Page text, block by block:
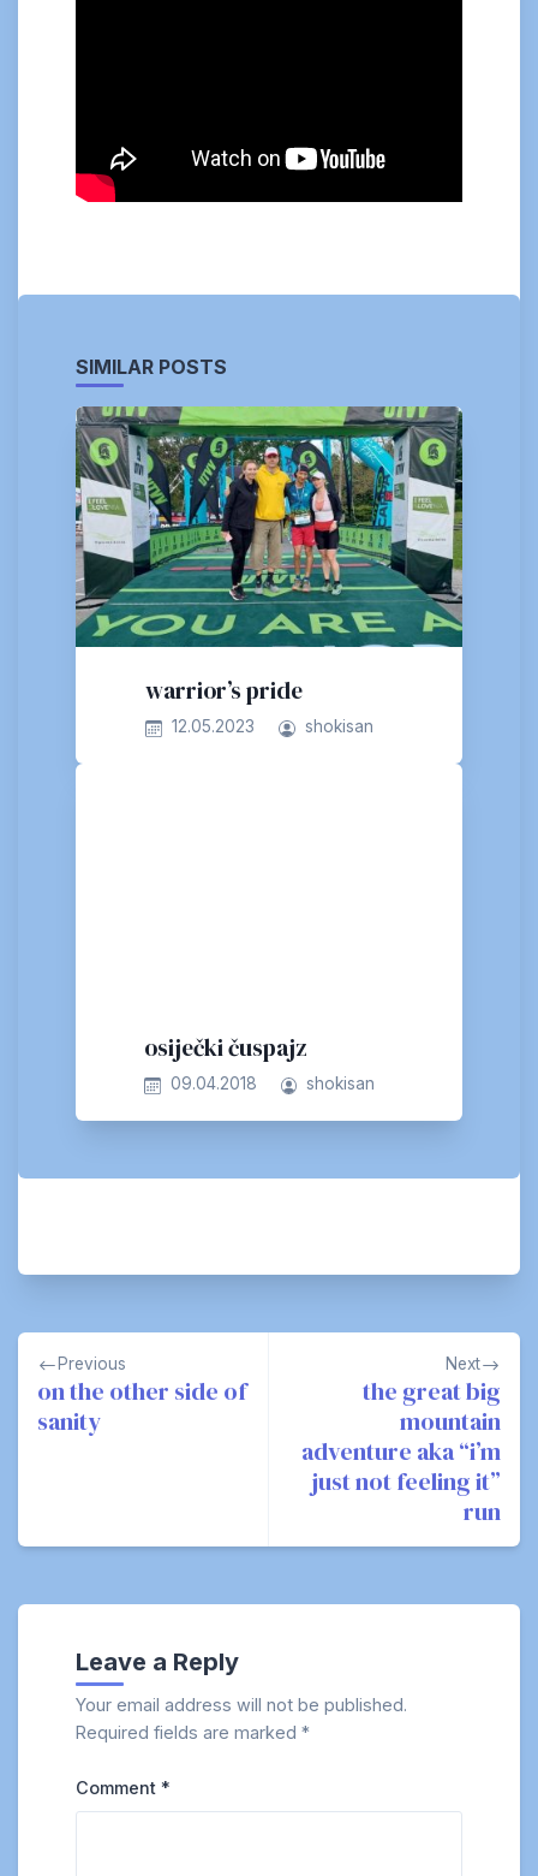
SIMILAR POSTS
warrior’s pride
12.05.2023 shokisan
osiječki čuspajz
09.04.2018 shokisan
Post
navigation
Previous
on the other side of
sanity
Next
the great big
mountain
adventure aka “i’m
just not feeling it”
run
Leave a Reply
Your email address will not be published.
Required fields are marked *
Comment *